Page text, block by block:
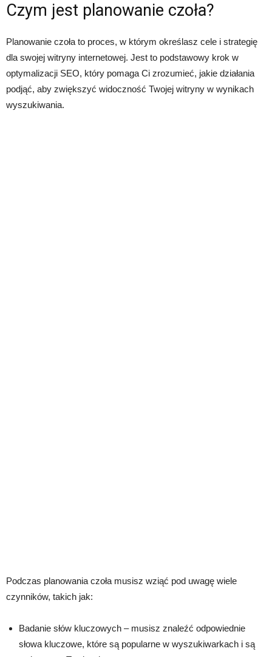
Czym jest planowanie czoła?
Planowanie czoła to proces, w którym określasz cele i strategię
dla swojej witryny internetowej. Jest to podstawowy krok w
optymalizacji SEO, który pomaga Ci zrozumieć, jakie działania
podjąć, aby zwiększyć widoczność Twojej witryny w wynikach
wyszukiwania.
Podczas planowania czoła musisz wziąć pod uwagę wiele
czynników, takich jak:
Badanie słów kluczowych – musisz znaleźć odpowiednie
słowa kluczowe, które są popularne w wyszukiwarkach i są